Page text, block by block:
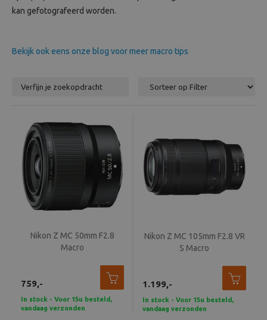
kan gefotografeerd worden.
Bekijk ook eens onze blog voor meer macro tips
Verfijn je zoekopdracht
Nikon Z MC 50mm F2.8
Macro
759,-
In stock - Voor 15u besteld,
vandaag verzonden
Nikon Z MC 105mm F2.8 VR
S Macro
1.199,-
In stock - Voor 15u besteld,
vandaag verzonden